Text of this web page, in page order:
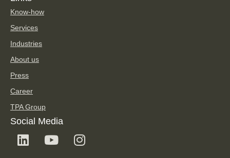
Know-how
Services
Industries
About us
Press
Career
TPA Group
Social Media